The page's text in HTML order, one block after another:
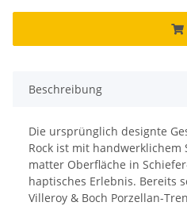
Beschreibung
Die ursprünglich designte
Rock ist mit
matter Oberfläche in
haptisches Erlebnis. Bereits
Villeroy & Boch Porzellan-